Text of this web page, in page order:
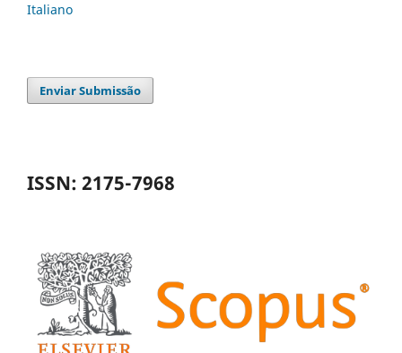
Italiano
Enviar Submissão
ISSN: 2175-7968